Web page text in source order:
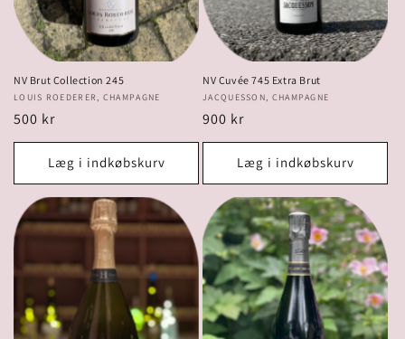
NV Brut Collection 245
Forhandler:
LOUIS ROEDERER, CHAMPAGNE
Normalpris
500 kr
Læg i indkøbskurv
NV Cuvée 745 Extra Brut
Forhandler:
JACQUESSON, CHAMPAGNE
Normalpris
900 kr
Læg i indkøbskurv